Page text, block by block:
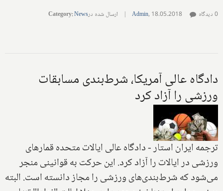
Admin, 18.05.2018
| ارسال شده در Category:News 0 دیدگاه
دادگاه عالی آمریکا، شرط‌بندی مسابقات
ورزشی را آزاد کرد
ترجمه ایران استار - دادگاه عالی ایالات متحده قمارهای
ورزشی در ایالات را آزاد کرد. این حرکت به قوانینی منجر
می‌شود که شرط‌بندی‌های ورزشی را مجاز دانسته است. البته